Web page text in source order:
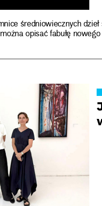
średniowiecznych
opisać fabułę